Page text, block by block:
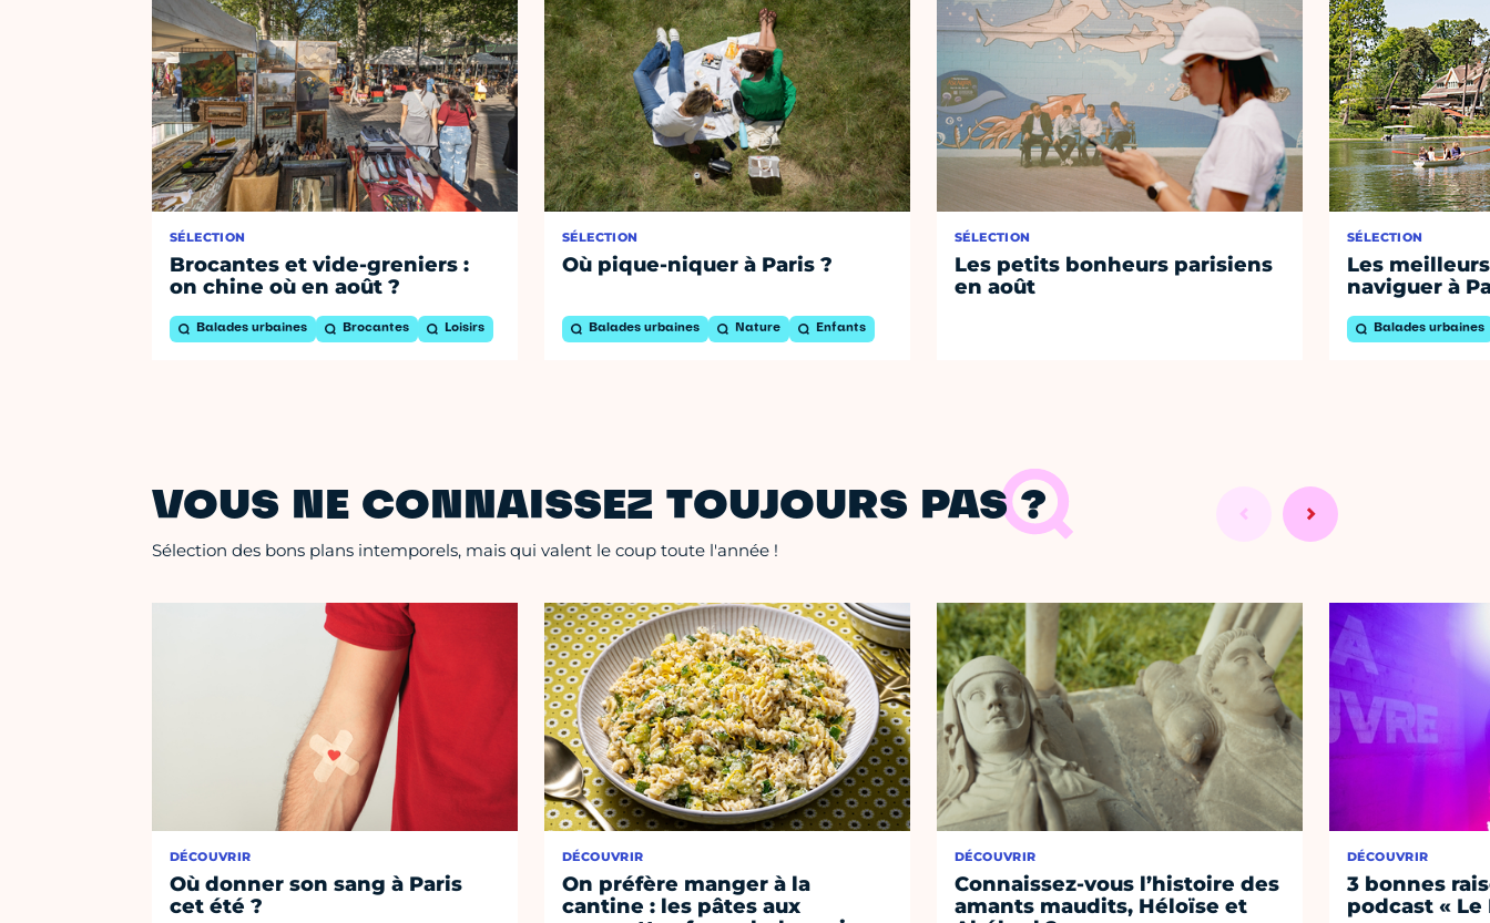
SÉLECTION
Brocantes et vide-greniers :
on chine où en août ?
Balades urbaines Brocantes Loisirs
SÉLECTION
Où pique-niquer à Paris ?
Balades urbaines Nature Enfants
SÉLECTION
Les petits bonheurs parisiens
en août
SÉLECTION
Les
naviguer à
Balades urbaines
VOUS NE CONNAISSEZ TOUJOURS PAS ?
Sélection des bons plans intemporels, mais qui valent le coup toute l'année !
DÉCOUVRIR
Où donner son sang à Paris
cet été ?
DÉCOUVRIR
On préfère manger à la
cantine : les pâtes aux
DÉCOUVRIR
Connaissez-vous l’histoire des
amants maudits, Héloïse et
DÉCOUVRIR
3 bonnes
podcast « Le